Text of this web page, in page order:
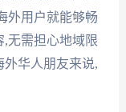
外用户就能够畅
无需担心地域限
华人朋友来说,